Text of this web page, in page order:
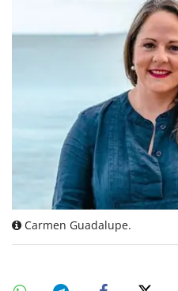
Carmen Guadalupe.